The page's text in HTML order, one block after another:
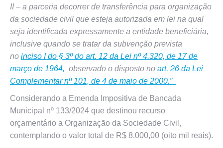
II – a parceria decorrer de transferência para organização
da sociedade civil que esteja autorizada em lei na qual
seja identificada expressamente a entidade beneficiária,
inclusive quando se tratar da subvenção prevista
no inciso I do § 3º do art. 12 da Lei nº 4.320, de 17 de
março de 1964, observado o disposto no art. 26 da Lei
Complementar nº 101, de 4 de maio de 2000.”
Considerando a Emenda Impositiva de Bancada
Municipal nº 133/2024 que destinou recurso
orçamentário a Organização da Sociedade Civil,
contemplando o valor total de R$ 8.000,00 (oito mil reais).